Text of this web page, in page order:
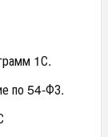
1С.
по 54-ФЗ.